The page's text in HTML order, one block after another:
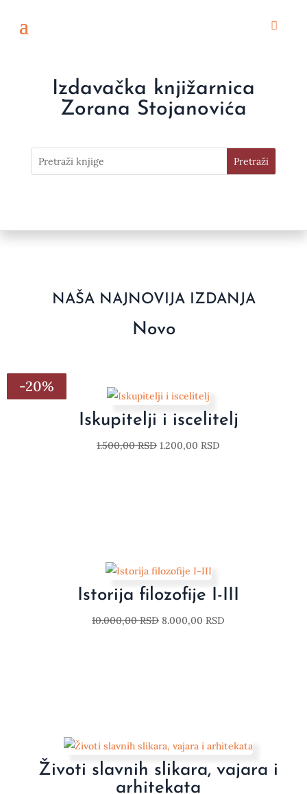
Izdavačka knjižarnica
Zorana Stojanovića
NAŠA NAJNOVIJA IZDANJA
Novo
-20%
Iskupitelji i iscelitelj
1.500,00RSD 1.200,00 RSD
-20%
Istorija filozofije I-III
10.000,00RSD 8.000,00 RSD
-20%
Životi slavnih slikara, vajara i
arhitekata
-20%
-20%
-20%
-20%